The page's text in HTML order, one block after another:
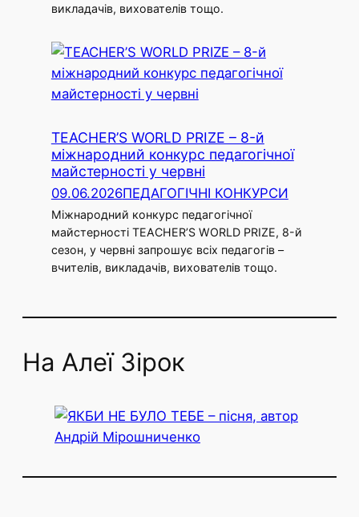
викладачів, вихователів тощо.
TEACHER’S WORLD PRIZE – 8-й
міжнародний конкурс педагогічної
майстерності у червні
09.06.2026ПЕДАГОГІЧНІ КОНКУРСИ
Міжнародний конкурс педагогічної
майстерності TEACHER’S WORLD PRIZE, 8-й
сезон, у червні запрошує всіх педагогів –
вчителів, викладачів, вихователів тощо.
На Алеї Зірок